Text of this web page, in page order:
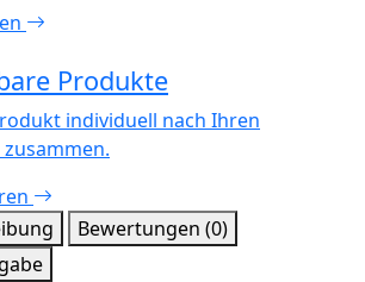
Produkte
individuell nach Ihren
Bewertungen (0)